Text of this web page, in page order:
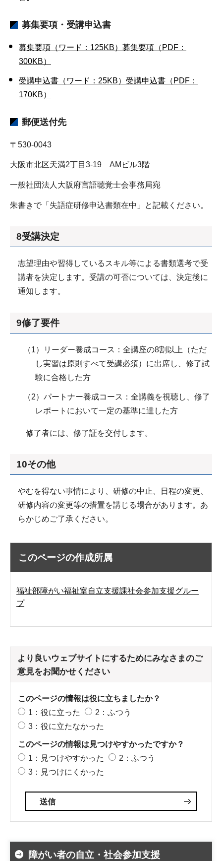
募集要項・受講申込書
募集要項（ワード：125KB） 募集要項（PDF：
300KB）
受講申込書（ワード：25KB） 受講申込書（PDF：
170KB）
郵便送付先
〒530-0043
大阪市北区天満2丁目3-19 AMビル3階
一般社団法人大阪府言語聴覚士会事務局宛
朱書きで「失語症研修申込書類在中」と記載ください。
8受講決定
志望理由や習得しているスキル等による書類選考で受
講者を決定します。受講の可否については、決定後に
通知します。
9修了要件
（1）リーダー養成コース：全講座の8割以上（ただ
し実習は原則すべて受講必須）に出席し、修了試
験に合格した方
（2）パートナー養成コース：全講義を視聴し、修了
レポートにおいて一定の基準に達した方
修了者には、修了証を交付します。
10その他
やむを得ない事情により、研修の中止、日程の変更、
研修内容の変更等の措置を講じる場合があります。あ
らかじめご了承ください。
このページの作成所属
福祉部障がい福祉室自立支援課社会参加支援グルー
プ
より良いウェブサイトにするためにみなさまのご
意見をお聞かせください
このページの情報は役に立ちましたか？
1：役に立った
2：ふつう
3：役に立たなかった
このページの情報は見つけやすかったですか？
1：見つけやすかった
2：ふつう
3：見つけにくかった
障がい者の自立・社会参加支援